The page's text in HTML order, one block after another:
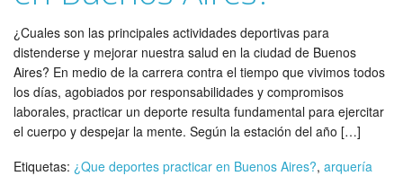
¿Cuales son las principales actividades deportivas para
distenderse y mejorar nuestra salud en la ciudad de Buenos
Aires? En medio de la carrera contra el tiempo que vivimos todos
los días, agobiados por responsabilidades y compromisos
laborales, practicar un deporte resulta fundamental para ejercitar
el cuerpo y despejar la mente. Según la estación del año […]
Etiquetas: ¿Que deportes practicar en Buenos Aires?, arquería